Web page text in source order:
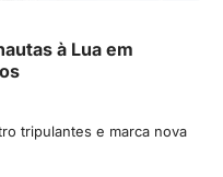
à Lua em
tripulantes e marca nova